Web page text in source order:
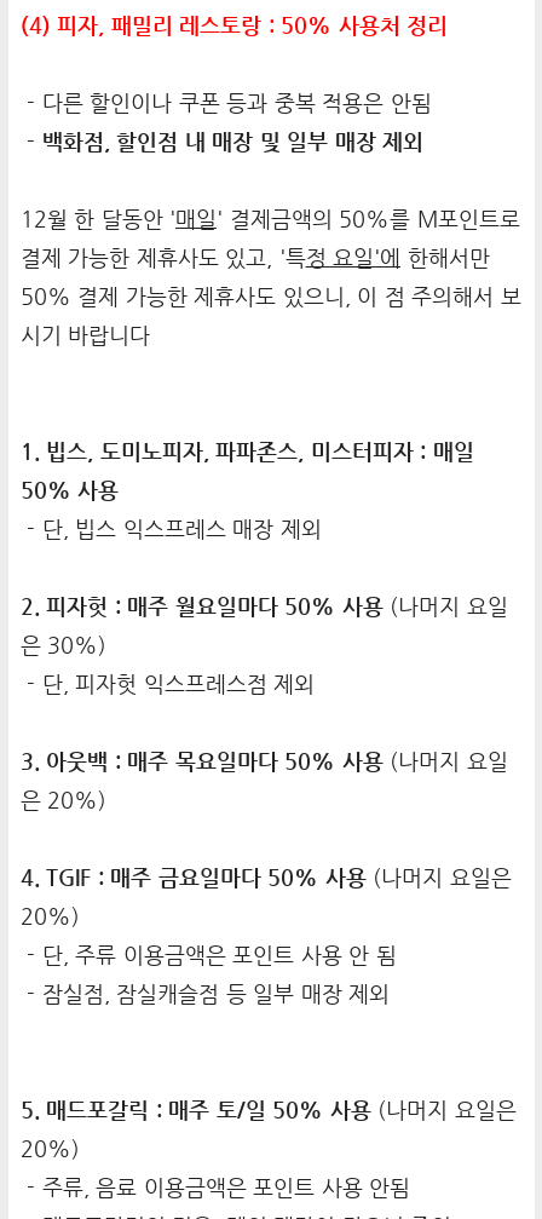
(4) 피자, 패밀리 레스토랑 : 50% 사용처 정리
- 다른 할인이나 쿠폰 등과 중복 적용은 안됨
- 백화점, 할인점 내 매장 및 일부 매장 제외
12월 한 달동안 '매일 ' 결제금액의 50%를 M포인트로
결제 가능한 제휴사도 있고, '특정 요일'에 한해서만
50% 결제 가능한 제휴사도 있으니, 이 점 주의해서 보
시기 바랍니다
1. 빕스, 도미노피자, 파파존스, 미스터피자 : 매일
50% 사용
- 단, 빕스 익스프레스 매장 제외
2. 피자헛 : 매주 월요일마다 50% 사용(나머지 요일
은 30%)
- 단, 피자헛 익스프레스점 제외
3. 아웃백 : 매주 목요일마다 50% 사용(나머지 요일
은 20%)
4. TGIF : 매주 금요일마다 50% 사용(나머지 요일은
20%)
- 단, 주류 이용금액은 포인트 사용 안 됨
- 잠실점, 잠실캐슬점 등 일부 매장 제외
5. 매드포갈릭 : 매주 토/일 50% 사용(나머지 요일은
20%)
- 주류, 음료 이용금액은 포인트 사용 안됨